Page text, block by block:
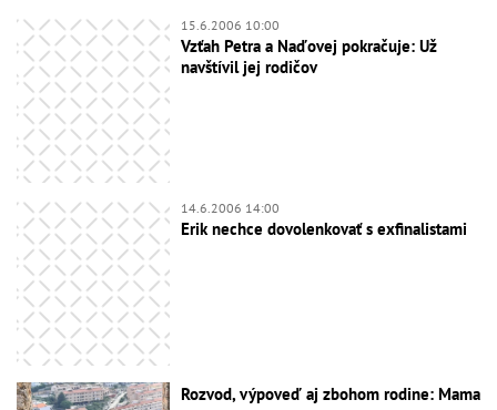
15.6.2006 10:00
Vzťah Petra a Naďovej pokračuje: Už
navštívil jej rodičov
14.6.2006 14:00
Erik nechce dovolenkovať s exfinalistami
Rozvod, výpoveď aj zbohom rodine: Mama